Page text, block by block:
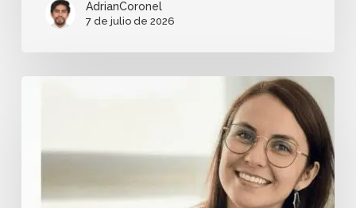
AdrianCoronel
7 de julio de 2026